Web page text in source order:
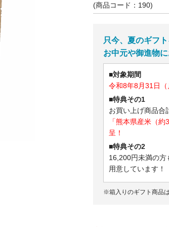
(商品コード：190)
只今、夏のギフ
お中元や御進物
■対象期間
令和8年8月31日
■特典その1
お買い上げ商品合
「熊本県産米（
呈！
■特典その2
16,200円未満の方
用意しています！
※箱入りのギフト商品